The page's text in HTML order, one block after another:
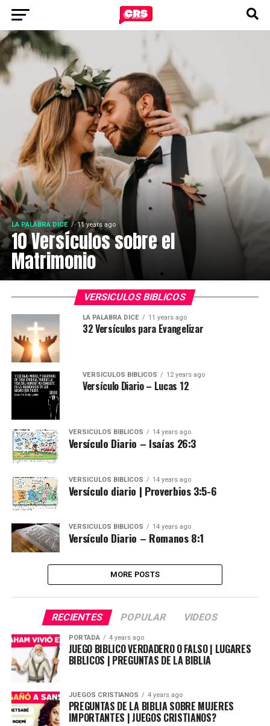
LA PALABRA DICE 11 years ago
10 Versículos sobre el
Matrimonio
VERSICULOS BIBLICOS
LA PALABRA DICE 11 years ago
32 Versículos para Evangelizar
VERSICULOS BIBLICOS 12 years ago
Versículo Diario – Lucas 12
VERSICULOS BIBLICOS 14 years ago
Versículo Diario – Isaías 26:3
VERSICULOS BIBLICOS 14 years ago
Versículo diario | Proverbios 3:5-6
VERSICULOS BIBLICOS 14 years ago
Versículo Diario – Romanos 8:1
MORE POSTS
RECIENTES POPULAR VIDEOS
PORTADA 4 years ago
JUEGO BIBLICO VERDADERO O FALSO | LUGARES
BIBLICOS | PREGUNTAS DE LA BIBLIA
JUEGOS CRISTIANOS 4 years ago
PREGUNTAS DE LA BIBLIA SOBRE MUJERES
IMPORTANTES | JUEGOS CRISTIANOS?